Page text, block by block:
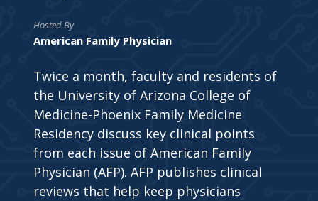
Hosted By
American Family Physician
Twice a month, faculty and residents of
the University of Arizona College of
Medicine-Phoenix Family Medicine
Residency discuss key clinical points
from each issue of American Family
Physician (AFP). AFP publishes clinical
reviews that help keep physicians